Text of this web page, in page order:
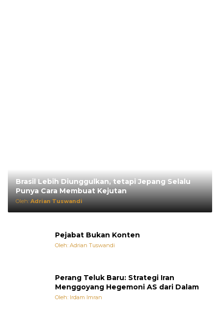
Brasil Lebih Diunggulkan, tetapi Jepang Selalu
Punya Cara Membuat Kejutan
Oleh: Adrian Tuswandi
Pejabat Bukan Konten
Oleh: Adrian Tuswandi
Perang Teluk Baru: Strategi Iran
Menggoyang Hegemoni AS dari Dalam
Oleh: Irdam Imran